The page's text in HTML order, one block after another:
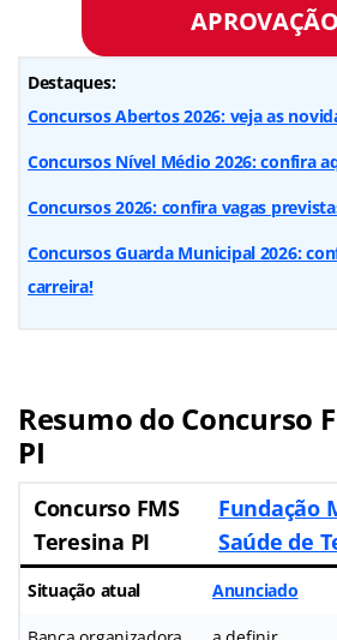
Destaques:
Concursos Abertos 2026: veja as
Concursos Nível Médio 2026: confira
Concursos 2026: confira vagas
Concursos Guarda Municipal 2026:
carreira!
Resumo do Concurso
PI
Concurso FMS
Teresina PI
Fundação
Saúde de
Situação atual Anunciado